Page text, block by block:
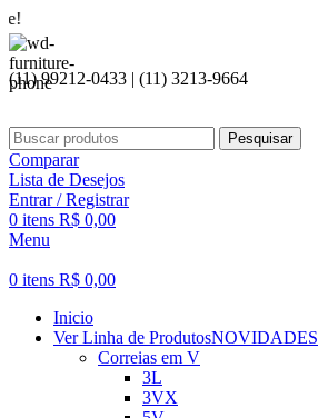
(11) 99212-0433 | (11) 3213-9664
Pesquisar
Comparar
Lista de Desejos
Entrar / Registrar
0 itens R$ 0,00
Menu
0 itens R$ 0,00
Inicio
Ver Linha de ProdutosNOVIDADES
Correias em V
3L
3VX